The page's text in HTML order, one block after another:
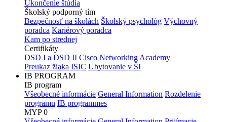
Ukončenie štúdia
Školský podporný tím
Bezpečnosť na školách Školský psychológ Výchovný
poradca Kariérový poradca
Kam po strednej
Certifikáty
DSD I a DSD II Cisco Networking Academy
Preukaz žiaka ISIC Ubytovanie v ŠI
IB PROGRAM
IB program
Všeobecné informácie General Information Rozdelenie
programu IB programmes
MYP 0